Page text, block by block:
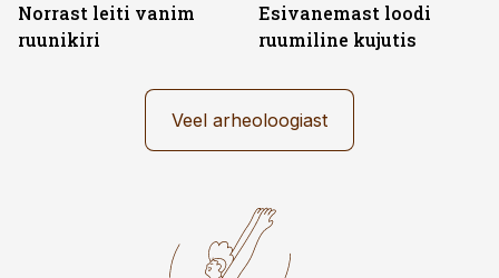
Norrast leiti vanim
ruunikiri
Esivanemast loodi
ruumiline kujutis
Veel arheoloogiast